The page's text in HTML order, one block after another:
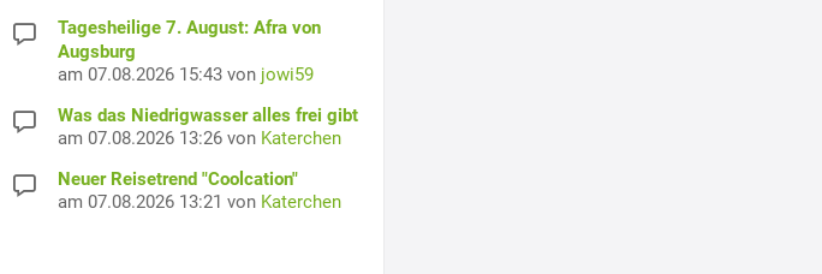
Tagesheilige 7. August: Afra von
Augsburg
am 07.08.2026 15:43 von jowi59
Was das Niedrigwasser alles frei gibt
am 07.08.2026 13:26 von Katerchen
Neuer Reisetrend "Coolcation"
am 07.08.2026 13:21 von Katerchen